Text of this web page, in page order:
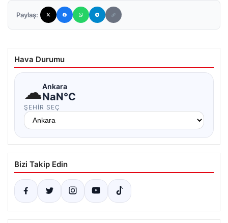
Paylaş:
Hava Durumu
☁Ankara
NaN°C
ŞEHIR SEÇ
Bizi Takip Edin